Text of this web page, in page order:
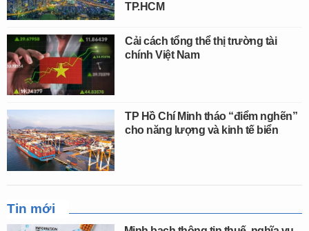
TP.HCM
Cải cách tổng thể thị trường tài
chính Việt Nam
TP Hồ Chí Minh tháo “điểm nghẽn”
cho năng lượng và kinh tế biển
Tin mới